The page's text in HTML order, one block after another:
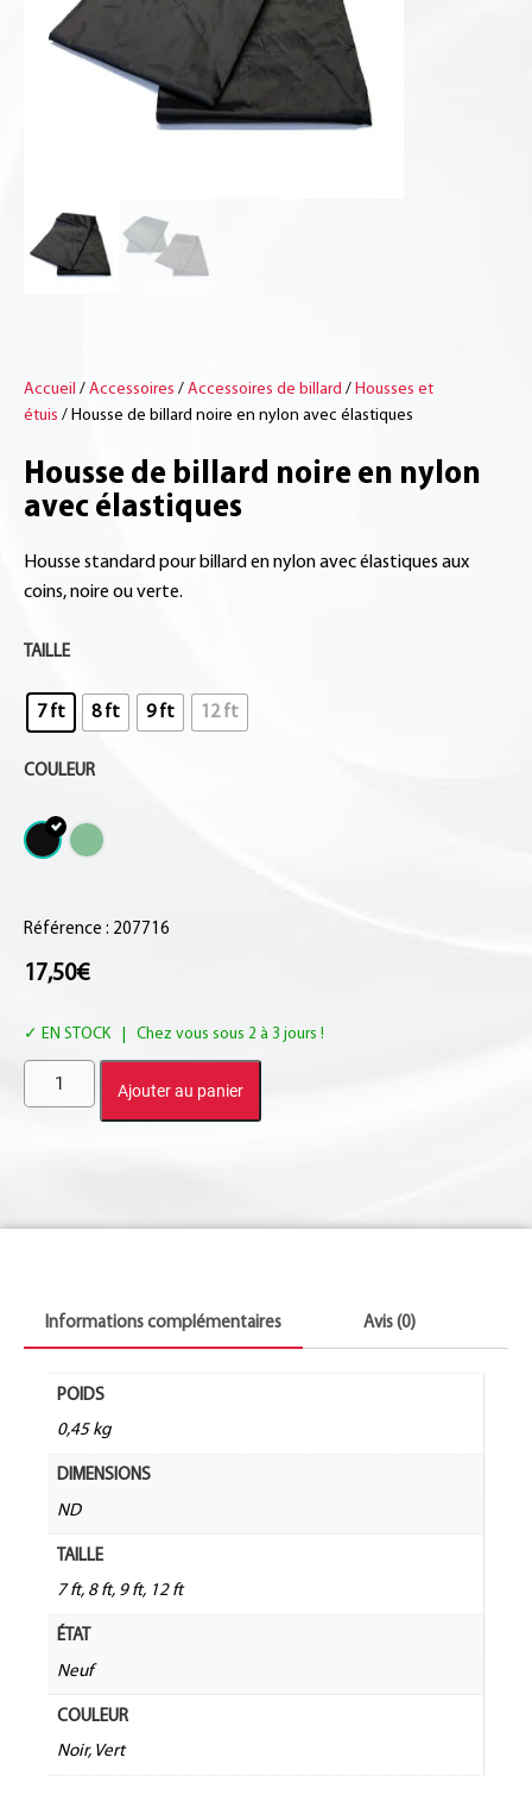
Accueil / Accessoires / Accessoires de billard / Housses et
étuis / Housse de billard noire en nylon avec élastiques
Housse de billard noire en nylon
avec élastiques
Housse standard pour billard en nylon avec élastiques aux
coins, noire ou verte.
TAILLE
7 ft 8 ft 9 ft 12 ft
COULEUR
Référence : 207716
17,50€
EN STOCK
Ajouter au panier
Informations complémentaires Avis (0)
POIDS
0,45 kg
DIMENSIONS
ND
TAILLE
7 ft, 8 ft, 9 ft, 12 ft
ÉTAT
Neuf
COULEUR
Noir, Vert